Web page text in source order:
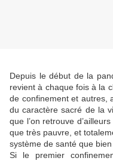
Depuis le début de la
revient à chaque fois à la
de confinement et autres,
du caractère sacré de la
que l’on retrouve
que très pauvre, et
système de santé que
Si le premier